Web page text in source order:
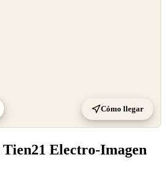
Cómo llegar
Tien21 Electro-Imagen